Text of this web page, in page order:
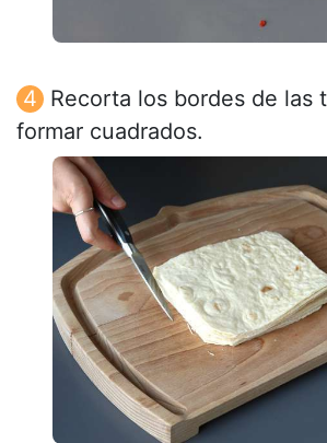
Recorta los bordes de las
formar cuadrados.